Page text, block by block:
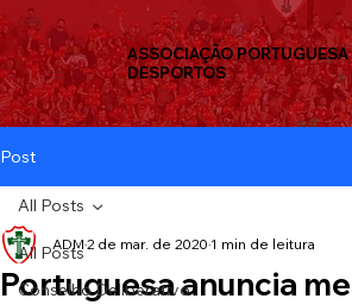
ASSOCIAÇÃO PORTUGUESA
DESPORTOS
Post
All Posts
Conselho Deliberativo
All Posts
Portuguesa anuncia
ADM 2 de mar. de 2020 1 min de leitura